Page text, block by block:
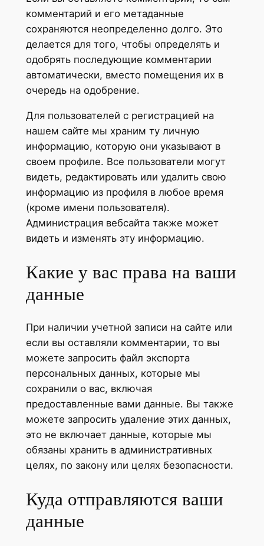
комментарий и его метаданные
сохраняются неопределенно долго. Это
делается для того, чтобы определять и
одобрять последующие комментарии
автоматически, вместо помещения их в
очередь на одобрение.
Для пользователей с регистрацией на
нашем сайте мы храним ту личную
информацию, которую они указывают в
своем профиле. Все пользователи могут
видеть, редактировать или удалить свою
информацию из профиля в любое время
(кроме имени пользователя).
Администрация вебсайта также может
видеть и изменять эту информацию.
Какие у вас права на ваши
данные
При наличии учетной записи на сайте или
если вы оставляли комментарии, то вы
можете запросить файл экспорта
персональных данных, которые мы
сохранили о вас, включая
предоставленные вами данные. Вы также
можете запросить удаление этих данных,
это не включает данные, которые мы
обязаны хранить в административных
целях, по закону или целях безопасности.
Куда отправляются ваши
данные